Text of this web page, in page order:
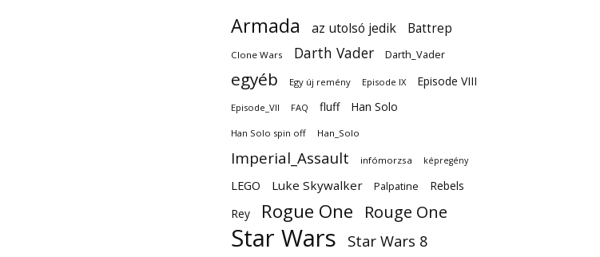
Armada az utolsó jedik Battrep
Clone Wars Darth Vader Darth_Vader
egyéb Egy új remény Episode IX Episode VIII
Episode_VII FAQ fluff Han Solo
Han Solo spin off Han_Solo
Imperial_Assault infómorzsa képregény
LEGO Luke Skywalker Palpatine
Rebels
Rey
Rogue One Rouge One
Star Wars Star Wars 8